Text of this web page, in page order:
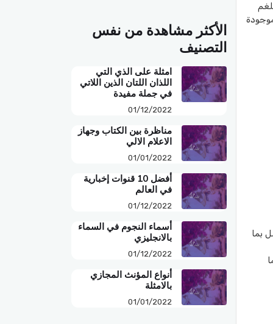
للأطفال بدايةً من عمر السنتين حصرًا و حتى عمر 6 سنوات يكون معدل الجرعة ما يقارب 2.5 مل بما
الجرعة 5 مل بما
الأكثر مشاهدة من نفس
التصنيف
امثلة على الذي التي
اللذان اللتان الذين اللاتي
في جملة مفيدة
01/12/2022
مناظرة بين الكتاب وجهاز
الاعلام الالي
01/01/2022
أفضل 10 قنوات إخبارية
في العالم
01/12/2022
أسماء النجوم في السماء
بالانجليزي
01/12/2022
أنواع المؤنث المجازي
بالامثلة
01/01/2022